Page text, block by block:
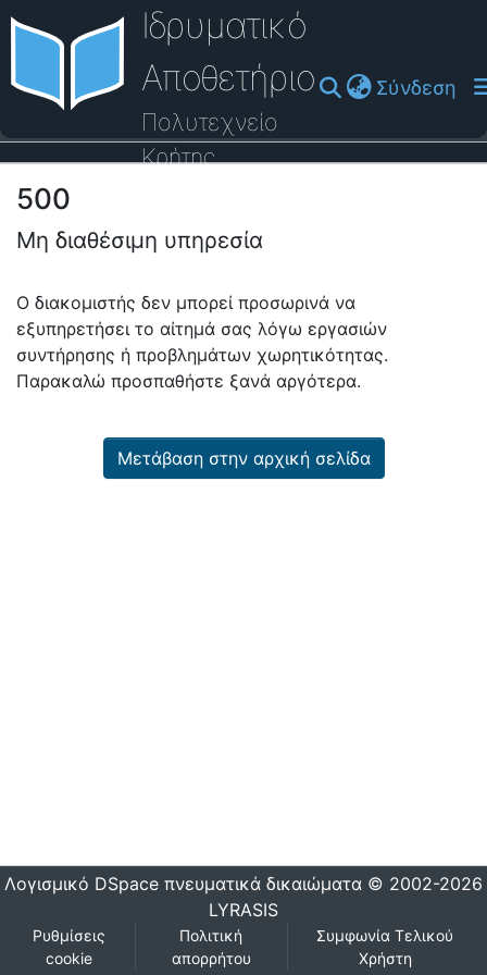
Ιδρυματικό
Αποθετήριο
Πολυτεχνείο
Κρήτης
Σύνδεση
Οδηγός Βοήθειας
500
Μη διαθέσιμη υπηρεσία
Ο διακομιστής δεν μπορεί προσωρινά να
εξυπηρετήσει το αίτημά σας λόγω εργασιών
συντήρησης ή προβλημάτων χωρητικότητας.
Παρακαλώ προσπαθήστε ξανά αργότερα.
Μετάβαση στην αρχική σελίδα
Λογισμικό DSpace πνευματικά δικαιώματα © 2002-2026
LYRASIS
Ρυθμίσεις
cookie
Πολιτική
απορρήτου
Συμφωνία Τελικού
Χρήστη